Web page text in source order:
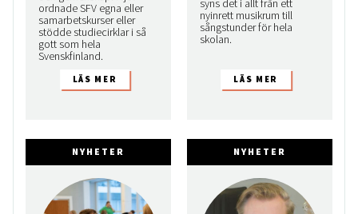
ordnade SFV egna eller
samarbetskurser eller
stödde studiecirklar i så
gott som hela
Svenskfinland.
syns det i allt från ett
nyinrett musikrum till
sångstunder för hela
skolan.
NYHETER NYHETER